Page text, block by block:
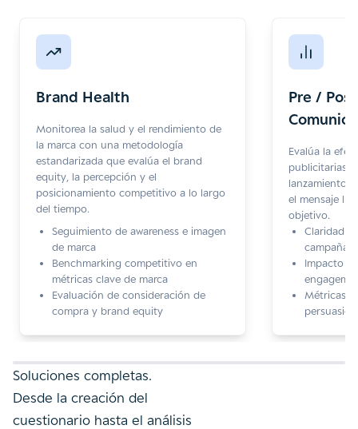
Soluciones completas.
Desde la creación del
cuestionario hasta el análisis
Brand Health
Monitorea la salud y el rendimiento de
la marca con una metodología
estandarizada que evalúa el brand
equity, la percepción y el
posicionamiento competitivo a lo largo
del tiempo.
Seguimiento de awareness e imagen
de marca
Benchmarking competitivo en
métricas clave de marca
Evaluación de consideración de
compra y brand equity
Pre /
Evalúa la
publicitarias
lanzamiento,
el mensaje
objetivo.
Claridad
campaña
Impacto
Métricas
persuasión